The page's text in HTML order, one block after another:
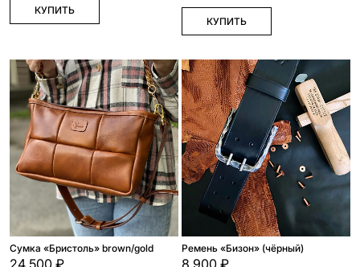
КУПИТЬ
КУПИТЬ
Сумка «Бристоль» brown/gold Ремень «Бизон» (чёрный)